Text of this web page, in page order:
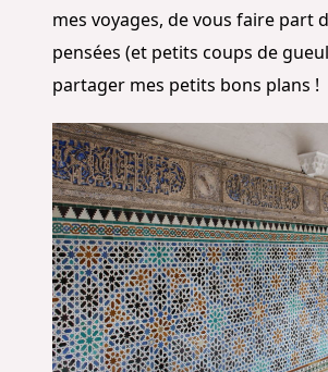
mes voyages, de vous faire part
pensées (et petits coups de
partager mes petits bons plans !